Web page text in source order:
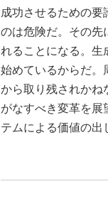
成功させるための
のは危険だ。その先
れることになる。生
始めているからだ。
から取り残されかね
がなすべき変革を展
テムによる価値の出